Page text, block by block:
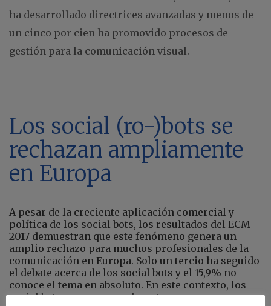
ha desarrollado directrices avanzadas y menos de
un cinco por cien ha promovido procesos de
gestión para la comunicación visual.
Los social (ro-)bots se
rechazan ampliamente
en Europa
A pesar de la creciente aplicación comercial y
política de los social bots, los resultados del ECM
2017 demuestran que este fenómeno genera un
amplio rechazo para muchos profesionales de la
comunicación en Europa. Solo un tercio ha seguido
el debate acerca de los social bots y el 15,9% no
conoce el tema en absoluto. En este contexto, los
social bots se ven generalmente como una amenaza